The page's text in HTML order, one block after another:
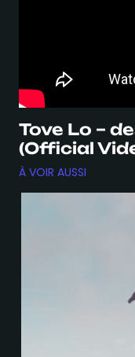
Tove Lo –
(Official
À VOIR AUSSI